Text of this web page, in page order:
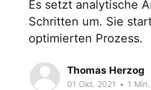
Es setzt analytische
Schritten um. Sie
optimierten Prozess.
Thomas Herzog
01 Okt. 2021 • 1